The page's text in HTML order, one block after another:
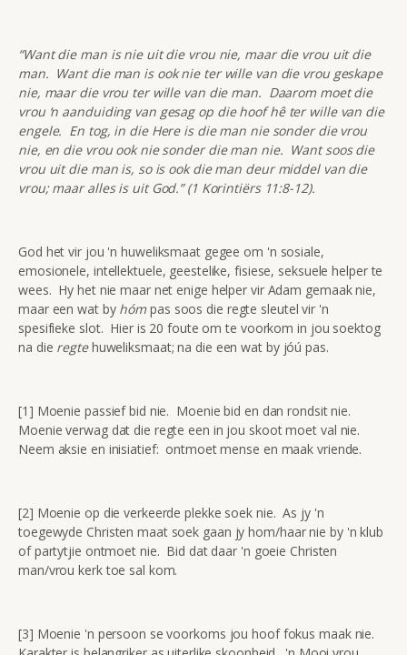
“Want die man is nie uit die vrou nie, maar die vrou uit die
man. Want die man is ook nie ter wille van die vrou geskape
nie, maar die vrou ter wille van die man. Daarom moet die
vrou ‘n aanduiding van gesag op die hoof hê ter wille van die
engele. En tog, in die Here is die man nie sonder die vrou
nie, en die vrou ook nie sonder die man nie. Want soos die
vrou uit die man is, so is ook die man deur middel van die
vrou; maar alles is uit God.” (1 Korintiërs 11:8-12).
God het vir jou 'n huweliksmaat gegee om 'n sosiale,
emosionele, intellektuele, geestelike, fisiese, seksuele helper te
wees. Hy het nie maar net enige helper vir Adam gemaak nie,
maar een wat by hómpas soos die regte sleutel vir 'n
spesifieke slot. Hier is 20 foute om te voorkom in jou soektog
na die regtehuweliksmaat; na die een wat by jóú pas.
[1] Moenie passief bid nie. Moenie bid en dan rondsit nie.
Moenie verwag dat die regte een in jou skoot moet val nie.
Neem aksie en inisiatief: ontmoet mense en maak vriende.
[2] Moenie op die verkeerde plekke soek nie. As jy 'n
toegewyde Christen maat soek gaan jy hom/haar nie by 'n klub
of partytjie ontmoet nie. Bid dat daar 'n goeie Christen
man/vrou kerk toe sal kom.
[3] Moenie 'n persoon se voorkoms jou hoof fokus maak nie.